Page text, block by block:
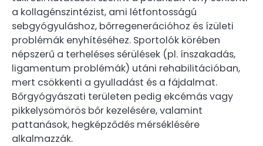
a kollagénszintézist, ami létfontosságú
sebgyógyuláshoz, bőrregenerációhoz és ízületi
problémák enyhítéséhez. Sportolók körében
népszerű a terheléses sérülések (pl. ínszakadás,
ligamentum problémák) utáni rehabilitációban,
mert csökkenti a gyulladást és a fájdalmat.
Bőrgyógyászati területen pedig ekcémás vagy
pikkelysömörös bőr kezelésére, valamint
pattanások, hegképződés mérséklésére
alkalmazzák.